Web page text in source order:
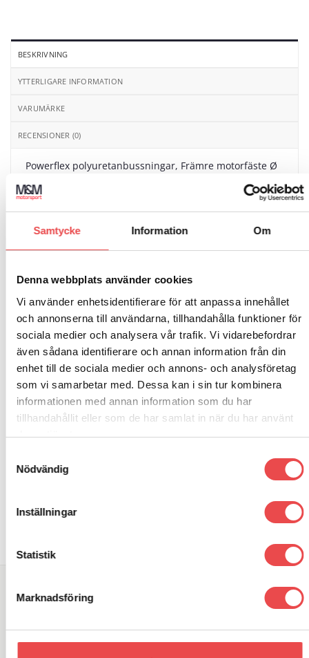
Samtycke Information Om
Denna webbplats använder cookies
Vi använder enhetsidentifierare för att anpassa innehållet
och annonserna till användarna, tillhandahålla funktioner för
sociala medier och analysera vår trafik. Vi vidarebefordrar
även sådana identifierare och annan information från din
enhet till de sociala medier och annons- och analysföretag
som vi samarbetar med. Dessa kan i sin tur kombinera
informationen med annan information som du har
tillhandahållit eller som de har samlat in när du har använt
deras tjänster.
Nödvändig
Inställningar
Statistik
Marknadsföring
BESKRIVNING
YTTERLIGARE INFORMATION
VARUMÄRKE
RECENSIONER (0)
Powerflex polyuretanbussningar, Främre motorfäste Ø
förpackning innehållande 1 styck bussningar.
Cadillac BLS (2005-2010)
Opel Signum (2003-2008)
Opel Vectra C (2002-2008)
Saab 9-3 Gen 2 (2003-2014)
1 120kr
Add to
SÖK DIREKT PÅ SAJTEN